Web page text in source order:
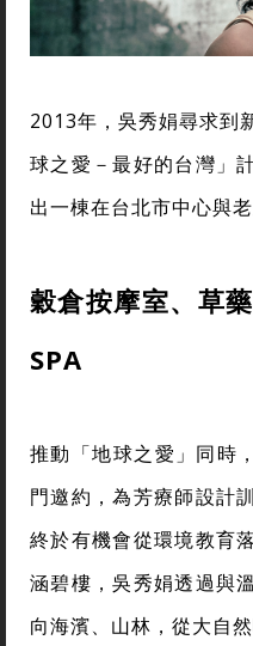
2013年，吳秀娟尋求到
球之愛－最好的台灣」
出一棟在台北市中心與
穀倉按摩室、草
SPA
推動「地球之愛」同時
門邀約，為芳療師設計
終於有機會從環境教育
涵碧樓，吳秀娟透過與
向海濱、山林，從大自然